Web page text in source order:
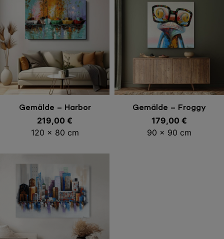
In den Warenkorb
Gemälde – Harbor
219,00 €
120 x 80 cm
In den Warenkorb
Gemälde – Froggy
179,00 €
90 x 90 cm